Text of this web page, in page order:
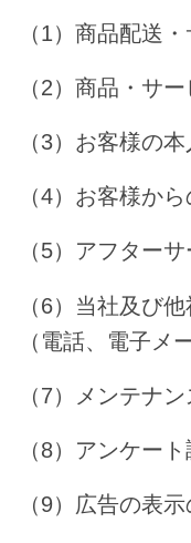
（1）商品配送
（2）商品・サ
（3）お客様の
（4）お客様か
（5）アフター
（6）当社及び
（電話、電子メ
（7）メンテナ
（8）アンケー
（9）広告の表